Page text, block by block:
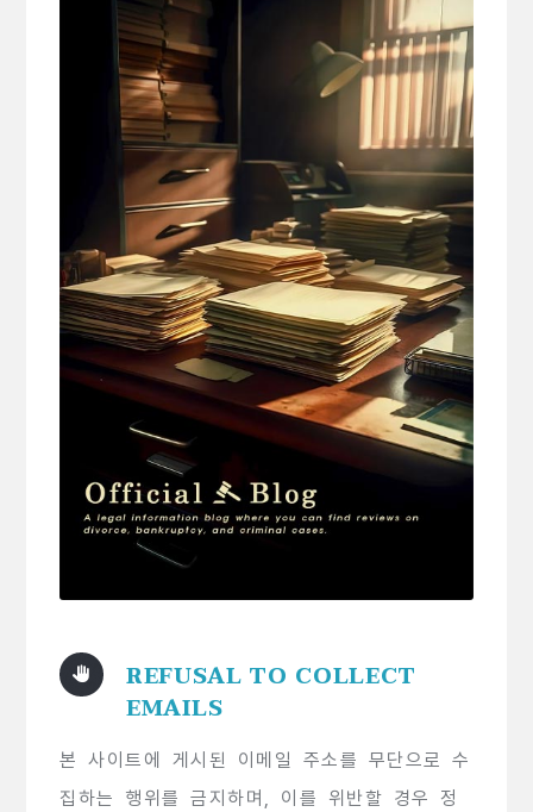
REFUSAL TO COLLECT
EMAILS
본 사이트에 게시된 이메일 주소를 무단으로 수
집하는 행위를 금지하며, 이를 위반할 경우 정